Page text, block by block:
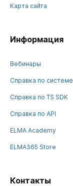
Карта сайта
Информация
Вебинары
Справка по системе
Справка по TS SDK
Справка по API
ELMA Academy
ELMA365 Store
Контакты